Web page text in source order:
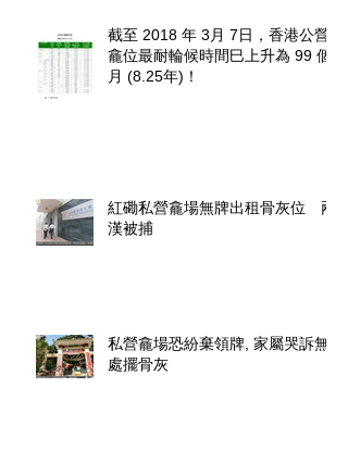
截至 2018 年 3月 7日，香港公營
龕位最耐輪候時間巳上升為 99 個
月 (8.25年)！
紅磡私營龕場無牌出租骨灰位 兩
漢被捕
私營龕場恐紛棄領牌, 家屬哭訴無
處擺骨灰